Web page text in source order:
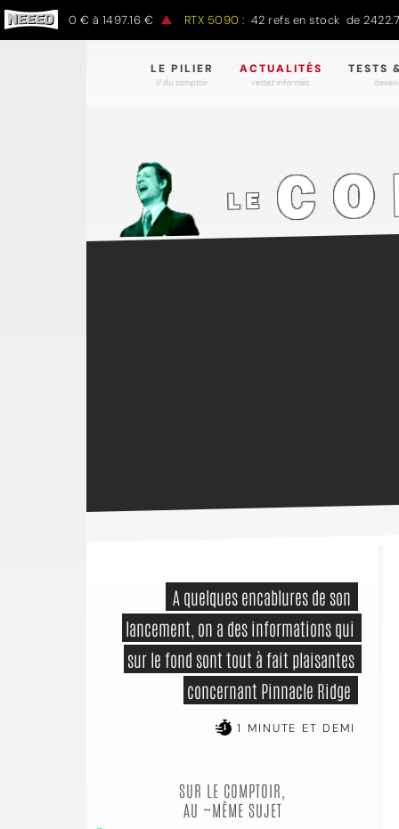
797.00 € à 1497.16 € RTX 5090 : 42 refs en stock de 2422.78
LE PILIER
// du comptoir
ACTUALITÉS
restez informés.
TESTS
lancement, on a des informations qui
sur le fond sont tout à fait plaisantes
concernant Pinnacle Ridge
1 MINUTE ET DEMI
SUR LE COMPTOIR,
AU ~MÊME SUJET